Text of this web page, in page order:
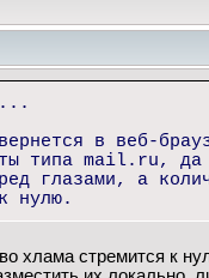
в веб-
типа mail.ru, да
глазами, а
нулю.
хлама стремится к